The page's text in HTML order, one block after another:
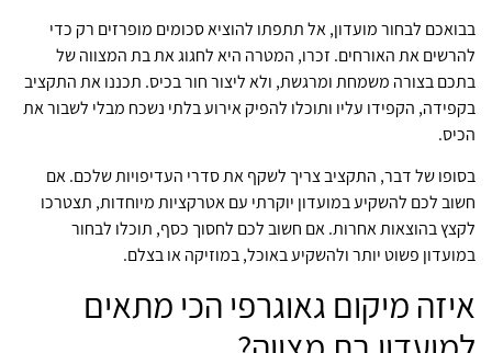
בבואכם לבחור מועדון, אל תתפתו להוציא סכומים מופרזים רק כדי
להרשים את האורחים. זכרו, המטרה היא לחגוג את בת המצווה של
בתכם בצורה משמחת ומרגשת, ולא ליצור חור בכיס. תכננו את התקציב
בקפידה, הקפידו עליו ותוכלו להפיק אירוע בלתי נשכח מבלי לשבור את
הכיס.
בסופו של דבר, התקציב צריך לשקף את סדרי העדיפויות שלכם. אם
חשוב לכם להשקיע במועדון יוקרתי עם אטרקציות מיוחדות, תצטרכו
לקצץ בהוצאות אחרות. אם חשוב לכם לחסוך כסף, תוכלו לבחור
במועדון פשוט יותר ולהשקיע באוכל, במוזיקה או בצלם.
איזה מיקום גאוגרפי הכי מתאים